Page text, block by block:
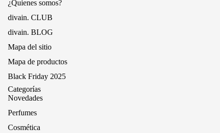
¿Quienes somos?
divain. CLUB
divain. BLOG
Mapa del sitio
Mapa de productos
Black Friday 2025
Categorías
Novedades
Perfumes
Cosmética